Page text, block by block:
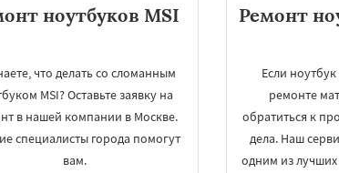
ноутбуков MSI
что делать со сломанным
MSI? Оставьте заявку на
в нашей компании в Москве.
специалисты города помогут
вам.
Ремонт
Если
ремонте
обратиться к
дела. Наш
одним из